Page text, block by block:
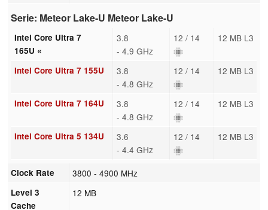
Serie: Meteor Lake-U Meteor Lake-U
Intel Core Ultra 7
165U «
3.8
- 4.9 GHz
12 / 14 12 MB L3
Intel Core Ultra 7 155U
3.8
- 4.8 GHz
12 / 14 12 MB L3
Intel Core Ultra 7 164U
3.8
- 4.8 GHz
12 / 14 12 MB L3
Intel Core Ultra 5 134U
3.6
- 4.4 GHz
12 / 14 12 MB L3
Clock Rate 3800 - 4900 MHz
Level 3
Cache
12 MB